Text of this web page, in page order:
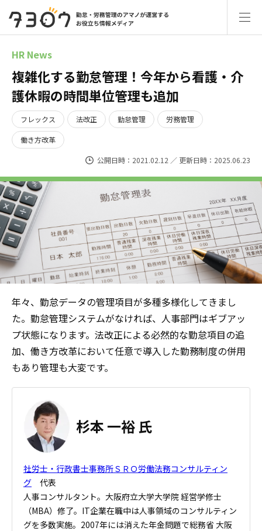
HR News
複雑化する勤怠管理！今年から看護・介
護休暇の時間単位管理も追加
フレックス 法改正 勤怠管理 労務管理
働き方改革
公開日時：2021.02.12 ／ 更新日時：2025.06.23
年々、勤怠データの管理項目が多種多様化してきまし
た。勤怠管理システムがなければ、人事部門はギブアッ
プ状態になります。法改正による必然的な勤怠項目の追
加、働き方改革において任意で導入した勤務制度の併用
もあり管理も大変です。
杉本 一裕 氏
社労士・行政書士事務所ＳＲＯ労働法務コンサルティン
グ 代表
人事コンサルタント。大阪府立大学大学院 経営学修士
（MBA）修了。IT企業在職中は人事領域のコンサルティン
グを多数実施。2007年には消えた年金問題で総務省 大阪